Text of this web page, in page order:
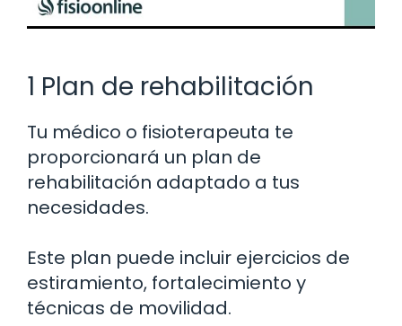
1 Plan de rehabilitación
Tu médico o fisioterapeuta te
proporcionará un plan de
rehabilitación adaptado a tus
necesidades.
Este plan puede incluir ejercicios de
estiramiento, fortalecimiento y
técnicas de movilidad.